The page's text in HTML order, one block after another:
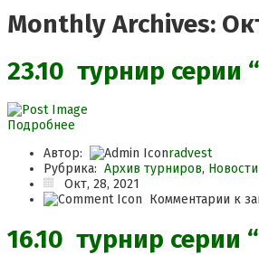
Monthly Archives:
23.10​ турнир серии
Подробнее
Автор:
radvest
Рубрика: Архив турниров,
Окт, 28, 2021
Комментарии к
16.10 турнир серии